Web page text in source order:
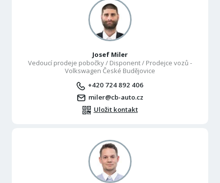
Josef Miler
Vedoucí prodeje pobočky / Disponent / Prodejce vozů -
Volkswagen České Budějovice
+420 724 892 406
miler@cb-auto.cz
Uložit kontakt